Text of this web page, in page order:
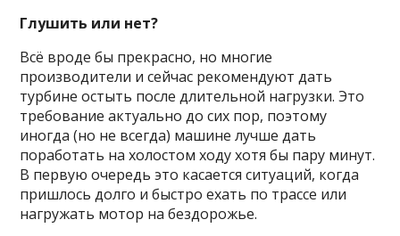
Глушить или нет?
Всё вроде бы прекрасно, но многие
производители и сейчас рекомендуют дать
турбине остыть после длительной нагрузки. Это
требование актуально до сих пор, поэтому
иногда (но не всегда) машине лучше дать
поработать на холостом ходу хотя бы пару минут.
В первую очередь это касается ситуаций, когда
пришлось долго и быстро ехать по трассе или
нагружать мотор на бездорожье.